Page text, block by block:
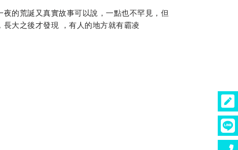
夜的荒誕又真實故事可以說，一點也不罕見，但
長大之後才發現 ，有人的地方就有霸凌